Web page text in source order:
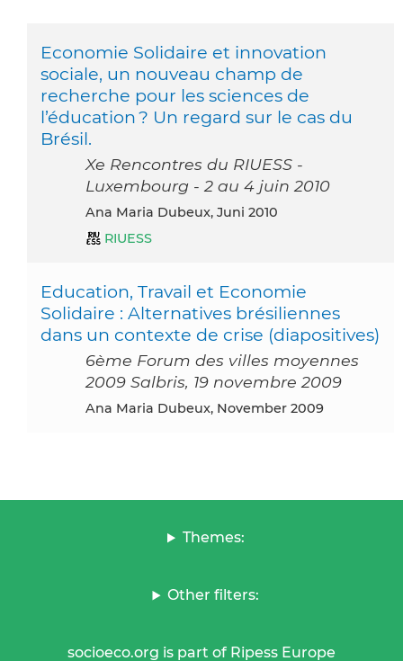
Economie Solidaire et innovation
sociale, un nouveau champ de
recherche pour les sciences de
l’éducation ? Un regard sur le cas du
Brésil.
Xe Rencontres du RIUESS -
Luxembourg - 2 au 4 juin 2010
Ana Maria Dubeux, Juni 2010
RIUESS
Education, Travail et Economie
Solidaire : Alternatives brésiliennes
dans un contexte de crise (diapositives)
6ème Forum des villes moyennes
2009 Salbris, 19 novembre 2009
Ana Maria Dubeux, November 2009
Themes:
Other filters:
socioeco.org is part of Ripess Europe